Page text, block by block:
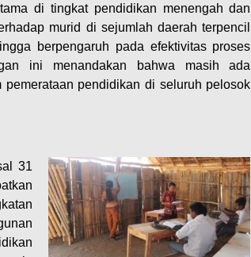
di tingkat pendidikan menengah dan
murid di sejumlah daerah terpencil
berpengaruh pada efektivitas proses
ini menandakan bahwa masih ada
pemerataan pendidikan di seluruh pelosok
31